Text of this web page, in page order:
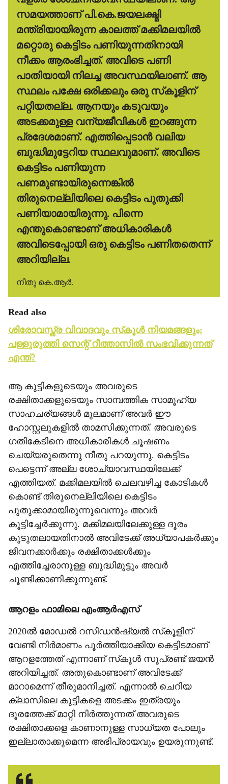
സമയത്താണ് പി.കെ.ജയലക്ഷ്മി
മന്ത്രിയായിരുന്ന കാലത്ത് മക്കിമലയില്‍
മറ്റൊരു കെട്ടിടം പണിയുന്നതിനായി
നീക്കം ആരംഭിച്ചത്. അവിടെ പണി
പാതിയായി നിലച്ച അവസ്ഥയിലാണ്. ആ
സ്ഥലം പക്ഷേ ഒരിക്കലും ഒരു സ്‌കൂളിന്
പറ്റിയതല്ല. ആനയും കടുവയും
അടക്കമുള്ള വന്യജീവികള്‍ ഇറങ്ങുന്ന
പ്രദേശമാണ്. എത്തിപ്പെടാന്‍ വലിയ
ബുദ്ധിമുട്ടേറിയ സ്ഥലവുമാണ്. അവിടെ
കെട്ടിടം പണിയുന്ന
പണമുണ്ടായിരുന്നെങ്കില്‍
തിരുനെല്ലിയിലെ കെട്ടിടം പുതുക്കി
പണിയാമായിരുന്നു. പിന്നെ
എന്തുകൊണ്ടാണ് അധികാരികള്‍
അവിടെപ്പോയി ഒരു കെട്ടിടം പണിതതെന്ന്
അറിയില്ല.
നീതു കെ.ആര്‍.
Read also
ശിരോവസ്ത്ര വിവാദവും സ്‌കൂള്‍ നിയമങ്ങളും;
പള്ളുരുത്തി സെന്റ് റീത്താസില്‍ സംഭവിക്കുന്നത്
എന്ത്?
ആ കുട്ടികളുടെയും അവരുടെ
രക്ഷിതാക്കളുടെയും സാമ്പത്തിക സാമൂഹ്യ
സാഹചര്യങ്ങള്‍ മൂലമാണ് അവര്‍ ഈ
ഹോസ്റ്റലുകളില്‍ താമസിക്കുന്നത്. അവരുടെ
ഗതികേടിനെ അധികാരികള്‍ ചൂഷണം
ചെയ്യരുതെന്നു നീതു പറയുന്നു. കെട്ടിടം
പെട്ടെന്ന് അല്ല ശോച്യാവസ്ഥയിലേക്ക്
എത്തിയത്. മക്കിമലയില്‍ ചെലവഴിച്ച കോടികള്‍
കൊണ്ട് തിരുനെല്ലിയിലെ കെട്ടിടം
പുതുക്കാമായിരുന്നുവെന്നും അവര്‍
കൂട്ടിച്ചേര്‍ക്കുന്നു. മക്കിമലയിലേക്കുള്ള ദൂരം
കൂടുതലായതിനാല്‍ അവിടേക്ക് അധ്യാപകര്‍ക്കും
ജീവനക്കാര്‍ക്കും രക്ഷിതാക്കള്‍ക്കും
എത്തിച്ചേരാനുള്ള ബുദ്ധിമുട്ടും അവര്‍
ചൂണ്ടിക്കാണിക്കുന്നുണ്ട്.
ആറളം ഫാമിലെ എംആര്‍എസ്
2020ല്‍ മോഡല്‍ റസിഡന്‍ഷ്യല്‍ സ്‌കൂളിന്
വേണ്ടി നിര്‍മാണം പൂര്‍ത്തിയാക്കിയ കെട്ടിടമാണ്
ആറളത്തേത് എന്നാണ് സ്‌കൂള്‍ സൂപ്രണ്ട് ജയന്‍
അറിയിച്ചത്. അതുകൊണ്ടാണ് അവിടേക്ക്
മാറാമെന്ന് തീരുമാനിച്ചത്. എന്നാല്‍ ചെറിയ
ക്ലാസിലെ കുട്ടികളെ അടക്കം ഇത്രയും
ദൂരത്തേക്ക് മാറ്റി നിര്‍ത്തുന്നത് അവരുടെ
രക്ഷിതാക്കളെ കാണാനുള്ള സാധ്യത പോലും
ഇല്ലാതാക്കുമെന്ന അഭിപ്രായവും ഉയരുന്നുണ്ട്.